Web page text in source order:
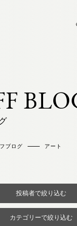
ブログ アート